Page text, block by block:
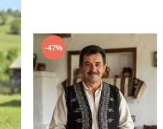
-47%